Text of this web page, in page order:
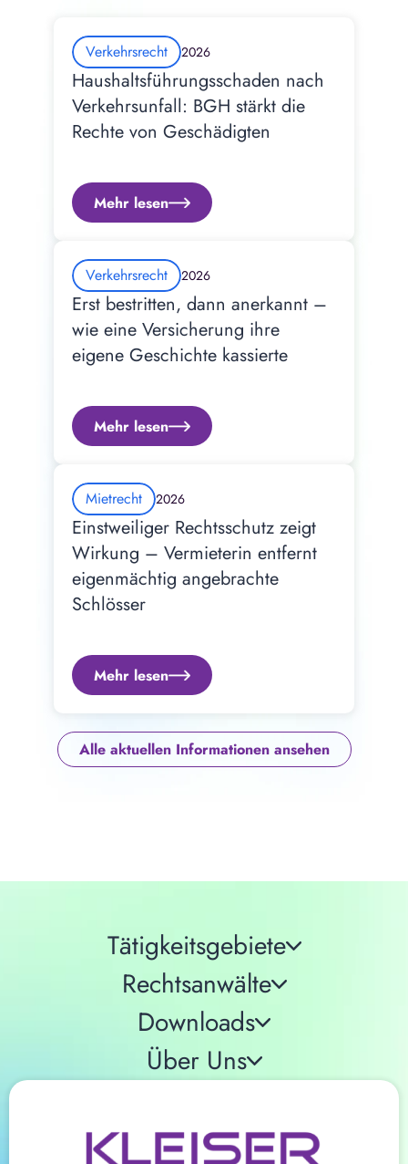
Verkehrsrecht 2026
Haushaltsführungsschaden nach
Verkehrsunfall: BGH stärkt die
Rechte von Geschädigten
Mehr lesen
Verkehrsrecht 2026
Erst bestritten, dann anerkannt –
wie eine Versicherung ihre
eigene Geschichte kassierte
Mehr lesen
Mietrecht 2026
Einstweiliger Rechtsschutz zeigt
Wirkung – Vermieterin entfernt
eigenmächtig angebrachte
Schlösser
Mehr lesen
Alle aktuellen Informationen ansehen
Tätigkeitsgebiete
Rechtsanwälte
Downloads
Über Uns